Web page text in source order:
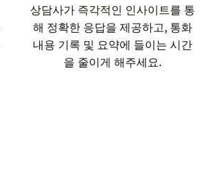
상담사가 즉각적인 인사이트를 통
해 정확한 응답을 제공하고, 통화
내용 기록 및 요약에 들이는 시간
을 줄이게 해주세요.